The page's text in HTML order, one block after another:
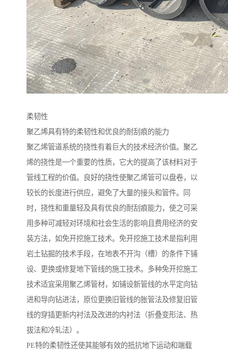
柔韧性
聚乙烯具有特的柔韧性和优良的耐刮痕的能力
聚乙烯管道系统的挠性有着巨大的技术经济价值。聚乙
烯的挠性是一个重要的性质，它大的提高了该材料对于
管线工程的价值。良好的挠性使聚乙烯管可以盘卷，以
较长的长度进行供应，避免了大量的接头和管件。同
时，挠性和重量轻及具有优良的耐刮痕能力，使之可采
用多种可减轻对环境和社会生活的影响且费用经济的安
装方法，如免开挖施工技术。免开挖施工技术是指利用
岩土钻掘的技术手段，在地表不开沟（槽）的条件下铺
设、更换或修复地下管线的施工技术。多种免开挖施工
技术适宜采用聚乙烯管材，如铺设新管线的水平定向钻
进和导向钻进法，原位更换旧管线的胀管法及修复旧管
线的穿插更新内衬法及改进的内衬法（折叠变形法、热
拔法和冷轧法）。
PE特的柔韧性还使其能够有效的抵抗地下运动和端载